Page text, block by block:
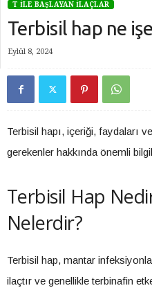
T İLE BAŞLAYAN İLAÇLAR
Terbisil hap ne
Eylül 8, 2024
Terbisil hapı, içeriği, faydaları
gerekenler hakkında önemli
Terbisil Hap
Nelerdir?
Terbisil hap, mantar
ilaçtır ve genellikle terbinafin